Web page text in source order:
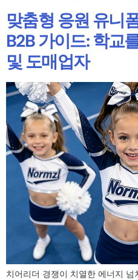
맞춤형 응원 유니
B2B 가이드: 학교
및 도매업자
치어리더 경쟁이 치열한 에너지